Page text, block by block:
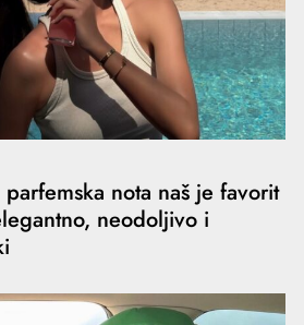
nota naš je favorit
neodoljivo i